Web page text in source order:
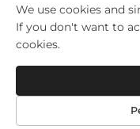
Tel:+86-025-
Auteursrecht ©
Collection
We use cookies and
If you don't want to
cookies.